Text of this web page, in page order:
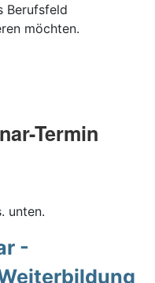
Berufsfeld
möchten.
Termin
unten.
-